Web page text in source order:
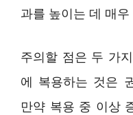
과를 높이는 데 매
주의할 점은 두 가
에 복용하는 것은
만약 복용 중 이상